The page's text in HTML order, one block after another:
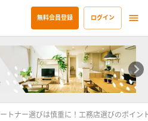
無料会員登録 ログイン
トナー選びは慎重に！工務店選びのポイン